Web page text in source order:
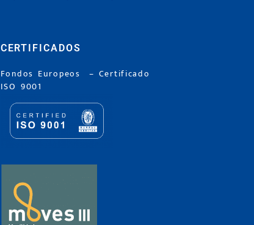
CERTIFICADOS
Fondos Europeos – Certificado
ISO 9001